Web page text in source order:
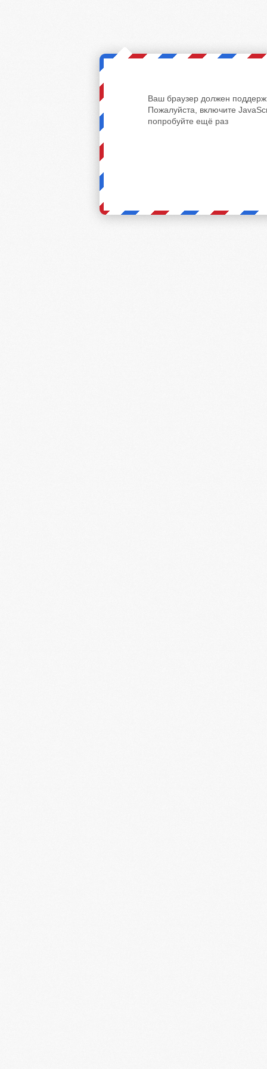
Ваш браузер должен
Пожалуйста, включите
попробуйте ещё раз